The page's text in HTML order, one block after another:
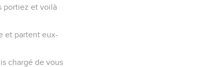
portiez et voilà
et partent eux-
chargé de vous